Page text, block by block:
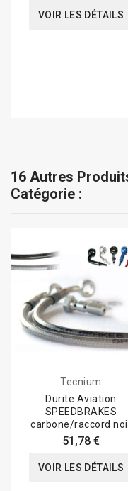
VOIR LES DÉTAILS
16 Autres
Catégorie :
Tecnium
Durite Aviation
SPEEDBRAKES
carbone/raccord
51,78 €
VOIR LES DÉTAILS